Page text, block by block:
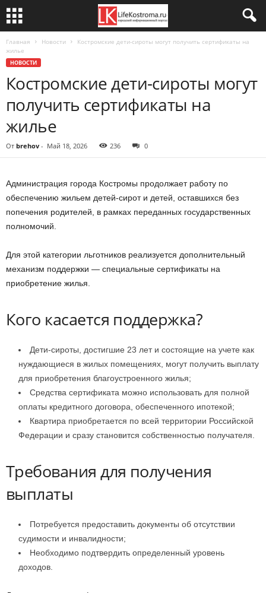
Главная Новости
Костромские дети-сироты могут получить сертификаты на
жилье
НОВОСТИ
Костромские дети-сироты могут
получить сертификаты на
жилье
От brehov - Май 18, 2026 236 0
Администрация города Костромы продолжает работу по
обеспечению жильем детей-сирот и детей, оставшихся без
попечения родителей, в рамках переданных государственных
полномочий.
Для этой категории льготников реализуется дополнительный
механизм поддержки — специальные сертификаты на
приобретение жилья.
Кого касается поддержка?
Дети-сироты, достигшие 23 лет и состоящие на учете как
нуждающиеся в жилых помещениях, могут получить выплату
для приобретения благоустроенного жилья;
Средства сертификата можно использовать для полной
оплаты кредитного договора, обеспеченного ипотекой;
Квартира приобретается по всей территории Российской
Федерации и сразу становится собственностью получателя.
Требования для получения
выплаты
Потребуется предоставить документы об отсутствии
судимости и инвалидности;
Необходимо подтвердить определенный уровень
доходов.